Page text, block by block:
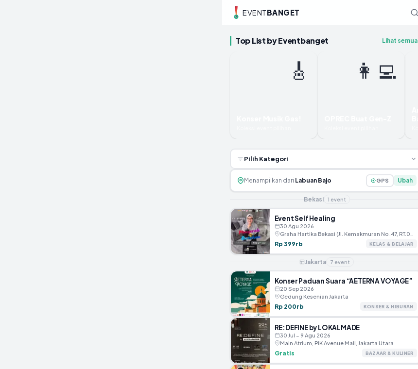
EVENTBANGET
Top List by Eventbanget Lihat semua
🎸 👩‍💻
Pilih Kategori
Menampilkan dari Labuan Bajo GPS Ubah
Bekasi 1 event
Event Self Healing
30 Agu 2026
Rp 399rb KELAS & BELAJAR
Jakarta 7 event
Konser Paduan Suara “AETERNA VOYAGE”
20 Sep 2026
Gedung Kesenian Jakarta
Rp 200rb KONSER & HIBURAN
RE:DEFINE by LOKALMADE
30 Jul – 9 Agu 2026
Main Atrium, PIK Avenue Mall, Jakarta Utara
Gratis BAZAAR & KULINER